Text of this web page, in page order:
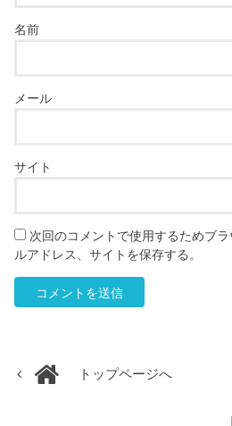
名前
メール
サイト
次回のコメントで使用するためブ
ルアドレス、サイトを保存する。
トップページへ